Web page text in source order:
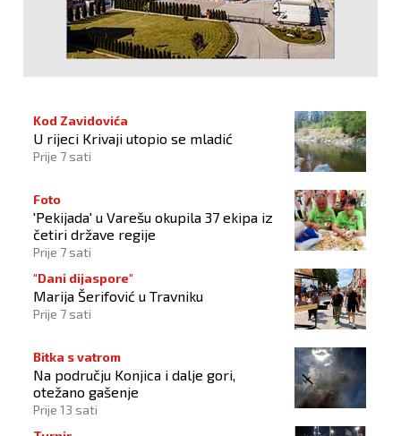
Kod Zavidovića
U rijeci Krivaji utopio se mladić
Prije 7 sati
Foto
'Pekijada' u Varešu okupila 37 ekipa iz
četiri države regije
Prije 7 sati
"Dani dijaspore"
Marija Šerifović u Travniku
Prije 7 sati
Bitka s vatrom
Na području Konjica i dalje gori,
otežano gašenje
Prije 13 sati